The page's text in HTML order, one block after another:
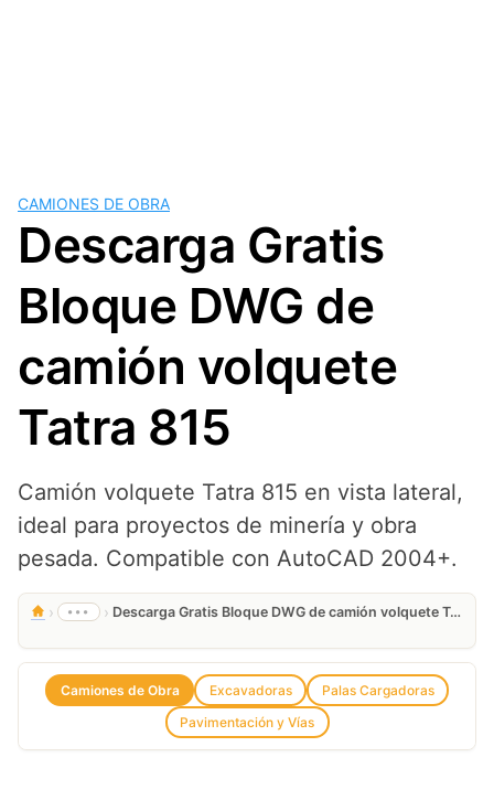
CAMIONES DE OBRA
Descarga Gratis
Bloque DWG de
camión volquete
Tatra 815
Camión volquete Tatra 815 en vista lateral,
ideal para proyectos de minería y obra
pesada. Compatible con AutoCAD 2004+.
› ••• › Descarga Gratis Bloque DWG de camión volquete Tatra 815
Camiones de Obra Excavadoras
Palas Cargadoras
Pavimentación y Vías